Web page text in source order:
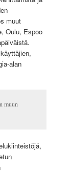
muut
Oulu, Espoo
alan
muun